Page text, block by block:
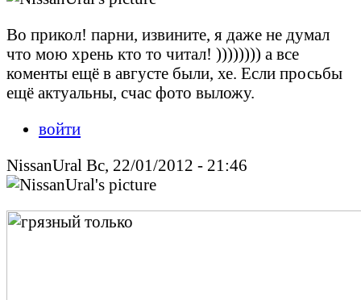
Во прикол! парни, извините, я даже не думал
что мою хрень кто то читал! )))))))) а все
коменты ещё в августе были, хе. Если просьбы
ещё актуальны, счас фото выложу.
войти
NissanUral Вс, 22/01/2012 - 21:46